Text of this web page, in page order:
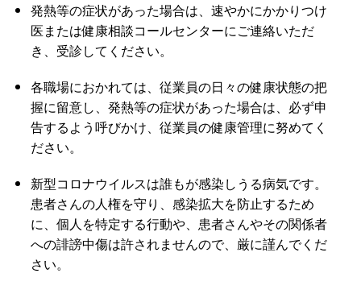
発熱等の症状があった場合は、速やかにかかりつけ
医または健康相談コールセンターにご連絡いただ
き、受診してください。
各職場におかれては、従業員の日々の健康状態の把
握に留意し、発熱等の症状があった場合は、必ず申
告するよう呼びかけ、従業員の健康管理に努めてく
ださい。
新型コロナウイルスは誰もが感染しうる病気です。
患者さんの人権を守り、感染拡大を防止するため
に、個人を特定する行動や、患者さんやその関係者
への誹謗中傷は許されませんので、厳に謹んでくだ
さい。